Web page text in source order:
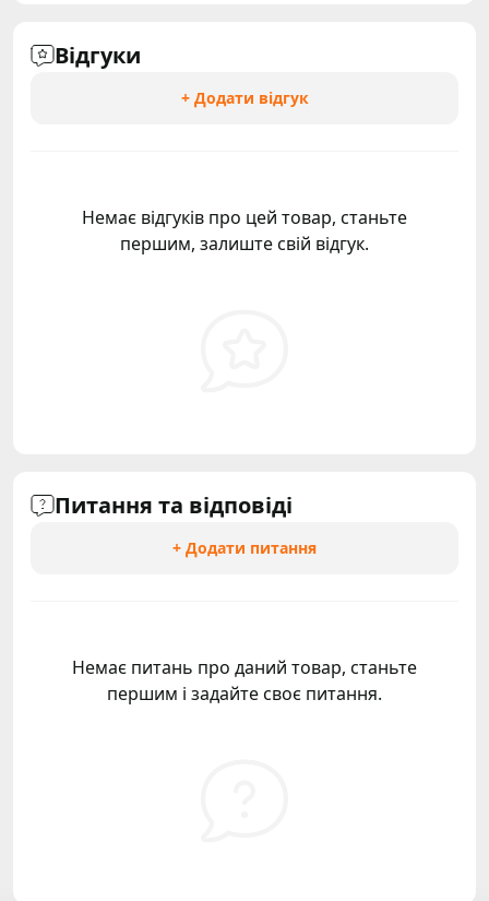
Відгуки
+ Додати відгук
Немає відгуків про цей товар, станьте
першим, залиште свій відгук.
Питання та відповіді
+ Додати питання
Немає питань про даний товар, станьте
першим і задайте своє питання.